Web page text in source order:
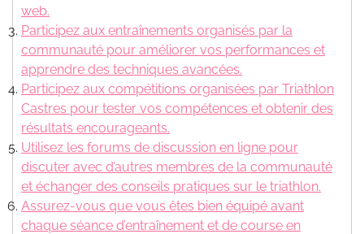
web.
Participez aux entraînements organisés par la
communauté pour améliorer vos performances et
apprendre des techniques avancées.
Participez aux compétitions organisées par Triathlon
Castres pour tester vos compétences et obtenir des
résultats encourageants.
Utilisez les forums de discussion en ligne pour
discuter avec d’autres membres de la communauté
et échanger des conseils pratiques sur le triathlon.
Assurez-vous que vous êtes bien équipé avant
chaque séance d’entraînement et de course en